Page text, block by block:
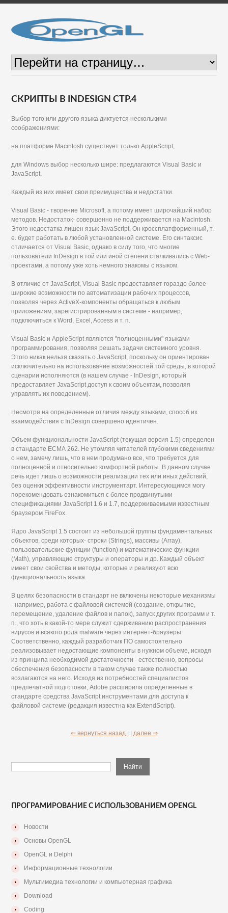
СКРИПТЫ В INDESIGN СТР.4
Выбор того или другого языка диктуется несколькими
соображениями:
на платформе Macintosh существует только AppleScript;
для Windows выбор несколько шире: предлагаются Visual Basic и
JavaScript.
Каждый из них имеет свои преимущества и недостатки.
Visual Basic - творение Microsoft, а потому имеет широчайший набор
методов. Недостаток- совершенно не поддерживается на Macintosh.
Этого недостатка лишен язык JavaScript. Он кроссплатформенный, т.
е. будет работать в любой установленной системе. Его синтаксис
отличается от Visual Basic, однако в силу того, что многие
пользователи InDesign в той или иной степени сталкивались с Web-
проектами, а потому уже хоть немного знакомы с языком.
В отличие от JavaScript, Visual Basic предоставляет гораздо более
широкие возможности по автоматизации рабочих процессов,
позволяя через ActiveX-компоненты обращаться к любым
приложениям, зарегистрированным в системе - например,
подключиться к Word, Excel, Access и т. п.
Visual Basic и AppleScript являются "полноценными" языками
программирования, позволяя решать задачи системного уровня.
Этого никак нельзя сказать о JavaScript, поскольку он ориентирован
исключительно на использование возможностей той среды, в которой
сценарии исполняются (в нашем случае - InDesign, который
предоставляет JavaScript доступ к своим объектам, позволяя
управлять их поведением).
Несмотря на определенные отличия между языками, способ их
взаимодействия с InDesign совершено идентичен.
Объем функциональности JavaScript (текущая версия 1.5) определен
в стандарте ЕСМА 262. Не утомляя читателей глубокими сведениями
о нем, замечу лишь, что в нем продумано все, что требуется для
полноценной и относительно комфортной работы. В данном случае
речь идет лишь о возможности реализации тех или иных действий,
без оценки эффективности инструментарт. Интересующимся могу
порекомендовать ознакомиться с более продвинутыми
спецификациями JavaScript 1.6 и 1.7, поддерживаемыми известным
браузером FireFox.
Ядро JavaScript 1.5 состоит из небольшой группы фундаментальных
объектов, среди которых- строки (Strings), массивы (Array),
пользовательские функции (function) и математические функции
(Math), управляющие структуры и операторы и др. Каждый объект
имеет свои свойства и методы, которые и реализуют всю
функциональность языка.
В целях безопасности в стандарт не включены некоторые механизмы
- например, работа с файловой системой (создание, открытие,
перемещение, удаление файлов и папок), запуск других программ и т.
п., что хоть в какой-то мере служит сдерживанию распространения
вирусов и всякого рода malware через интернет-браузеры.
Соответственно, каждый разработчик ПО самостоятельно
реализовывает недостающие компоненты в нужном объеме, исходя
из принципа необходимой достаточности - естественно, вопросы
обеспечения безопасности в таком случае также полностью
возлагаются на него. Исходя из потребностей специалистов
предпечатной подготовки, Adobe расширила определенные в
стандарте средства JavaScript инструментами для доступа к
файловой системе (редакция известна как ExtendScript).
⇐ вернуться назад | | далее ⇒
ПРОГРАМИРОВАНИЕ С ИСПОЛЬЗОВАНИЕМ OPENGL
Новости
Основы OpenGL
OpenGL и Delphi
Информационные технологии
Мультимедиа технологии и компьютерная графика
Download
Coding